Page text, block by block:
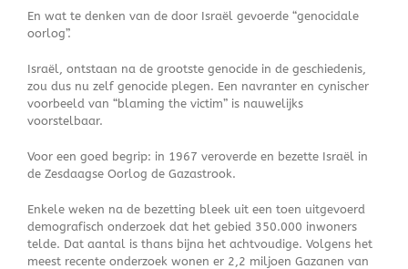
En wat te denken van de door Israël gevoerde “genocidale
oorlog”.
Israël, ontstaan na de grootste genocide in de geschiedenis,
zou dus nu zelf genocide plegen. Een navranter en cynischer
voorbeeld van “blaming the victim” is nauwelijks
voorstelbaar.
Voor een goed begrip: in 1967 veroverde en bezette Israël in
de Zesdaagse Oorlog de Gazastrook.
Enkele weken na de bezetting bleek uit een toen uitgevoerd
demografisch onderzoek dat het gebied 350.000 inwoners
telde. Dat aantal is thans bijna het achtvoudige. Volgens het
meest recente onderzoek wonen er 2,2 miljoen Gazanen van